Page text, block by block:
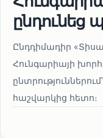
ընդունեց
Ընդդիմադիր
Հունգարիայի
հաշվարկից հետո։